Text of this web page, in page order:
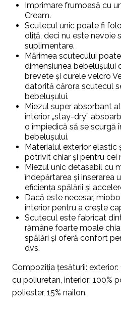
Imprimare frumoasă cu
Cream.
Scutecul unic poate fi
oliță, deci nu este nevoie
suplimentare.
Mărimea scutecului
dimensiunea bebelușului
brevete și curele velcro
datorită cărora scutecul
bebelușului.
Miezul super absorbant
interior „stay-dry”
o împiedică să se scurgă
bebelușului.
Materialul exterior elastic
potrivit chiar și pentru cei
Miezul unic detasabil cu
îndepărtarea și inserarea
eficiența spălării și
Dacă este necesar,
interior pentru a crește
Scutecul este fabricat
rămâne foarte moale
spălări și oferă confort
dvs.
Compoziția țesăturii:
cu poliuretan, interior: 100%
poliester, 15% nailon.